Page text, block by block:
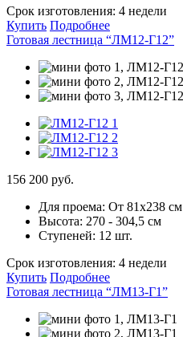
Срок изготовления: 4 недели
Купить Подробнее
Готовая лестница “ЛМ12-Г12”
156 200 руб.
Для проема: От 81х238 см
Высота: 270 - 304,5 см
Ступеней: 12 шт.
Срок изготовления: 4 недели
Купить Подробнее
Готовая лестница “ЛМ13-Г1”